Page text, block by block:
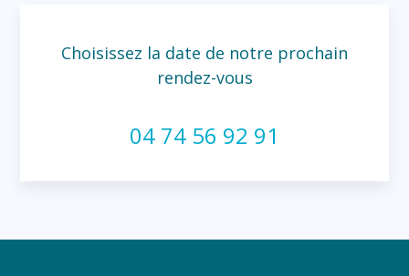
Choisissez la date de notre prochain
rendez-vous
04 74 56 92 91